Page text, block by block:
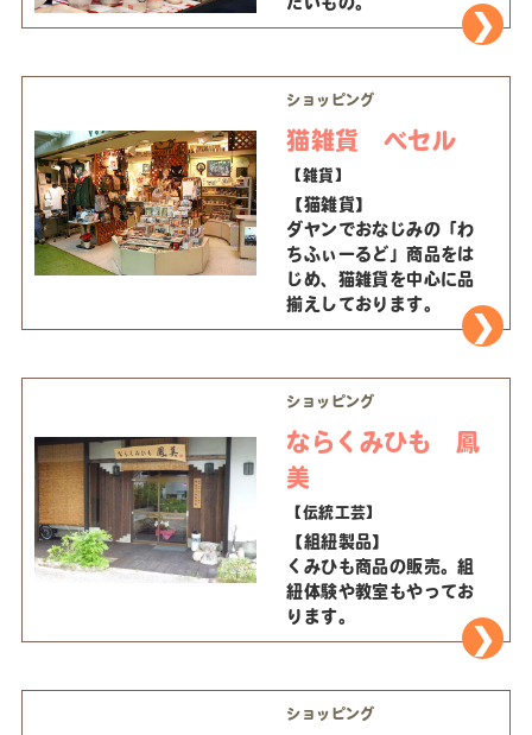
ショッピング
猫雑貨 べセル
【雑貨】
【猫雑貨】
ダヤンでおなじみの「わ
ちふぃーるど」商品をは
じめ、猫雑貨を中心に品
揃えしております。
ショッピング
ならくみひも 鳳
美
【伝統工芸】
【組紐製品】
くみひも商品の販売。組
紐体験や教室もやってお
ります。
ショッピング